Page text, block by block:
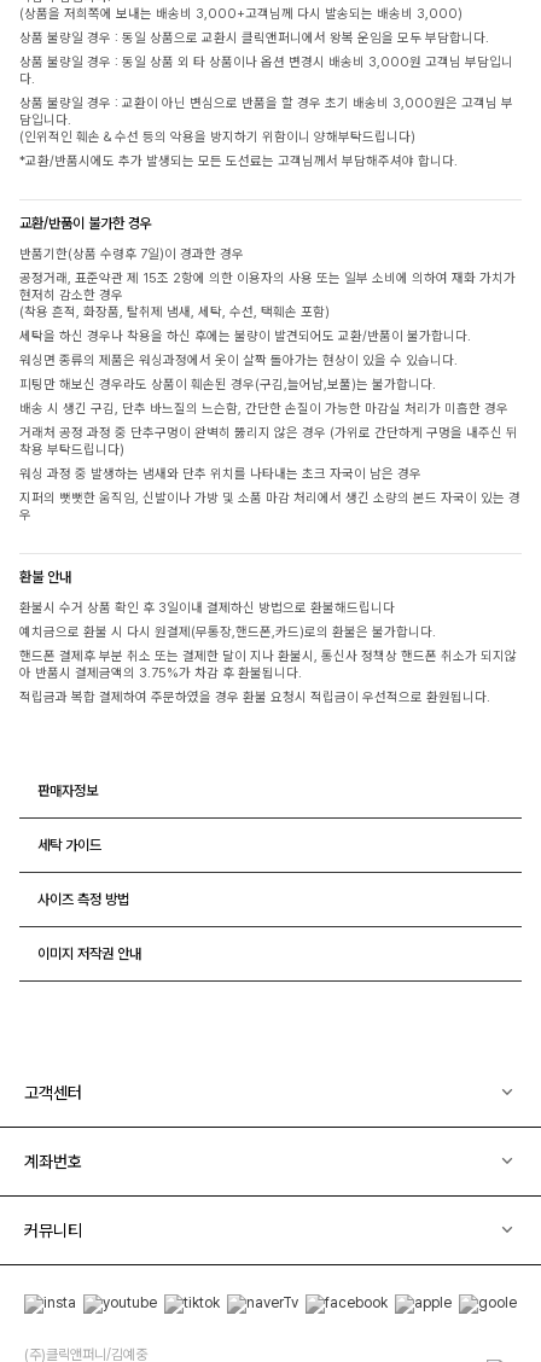
(상품을 저희쪽에 보내는 배송비 3,000+고객님께 다시 발송되는 배송비 3,000)
상품 불량일 경우 : 동일 상품으로 교환시 클릭앤퍼니에서 왕복 운임을 모두 부담합니다.
상품 불량일 경우 : 동일 상품 외 타 상품이나 옵션 변경시 배송비 3,000원 고객님 부담입니
다.
상품 불량일 경우 : 교환이 아닌 변심으로 반품을 할 경우 초기 배송비 3,000원은 고객님 부
담입니다.
(인위적인 훼손 & 수선 등의 악용을 방지하기 위함이니 양해부탁드립니다)
*교환/반품시에도 추가 발생되는 모든 도선료는 고객님께서 부담해주셔야 합니다.
교환/반품이 불가한 경우
반품기한(상품 수령후 7일)이 경과한 경우
공정거래, 표준약관 제 15조 2항에 의한 이용자의 사용 또는 일부 소비에 의하여 재화 가치가
현저히 감소한 경우
(착용 흔적, 화장품, 탈취제 냄새, 세탁, 수선, 택훼손 포함)
세탁을 하신 경우나 착용을 하신 후에는 불량이 발견되어도 교환/반품이 불가합니다.
워싱면 종류의 제품은 워싱과정에서 옷이 살짝 돌아가는 현상이 있을 수 있습니다.
피팅만 해보신 경우라도 상품이 훼손된 경우(구김,늘어남,보풀)는 불가합니다.
배송 시 생긴 구김, 단추 바느질의 느슨함, 간단한 손질이 가능한 마감실 처리가 미흡한 경우
거래처 공정 과정 중 단추구멍이 완벽히 뚫리지 않은 경우 (가위로 간단하게 구멍을 내주신 뒤
착용 부탁드립니다)
워싱 과정 중 발생하는 냄새와 단추 위치를 나타내는 초크 자국이 남은 경우
지퍼의 뻣뻣한 움직임, 신발이나 가방 및 소품 마감 처리에서 생긴 소량의 본드 자국이 있는 경
우
환불 안내
환불시 수거 상품 확인 후 3일이내 결제하신 방법으로 환불해드립니다
예치금으로 환불 시 다시 원결제(무통장,핸드폰,카드)로의 환불은 불가합니다.
핸드폰 결제후 부분 취소 또는 결제한 달이 지나 환불시, 통신사 정책상 핸드폰 취소가 되지않
아 반품시 결제금액의 3.75%가 차감 후 환불됩니다.
적립금과 복합 결제하여 주문하였을 경우 환불 요청시 적립금이 우선적으로 환원됩니다.
판매자정보
세탁 가이드
사이즈 측정 방법
이미지 저작권 안내
고객센터
계좌번호
커뮤니티
(주)클릭앤퍼니/김예중